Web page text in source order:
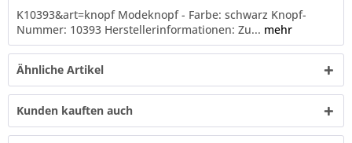
K10393&art=knopf Modeknopf - Farbe: schwarz Knopf-
Nummer: 10393 Herstellerinformationen: Zu... mehr
Ähnliche Artikel
Kunden kauften auch